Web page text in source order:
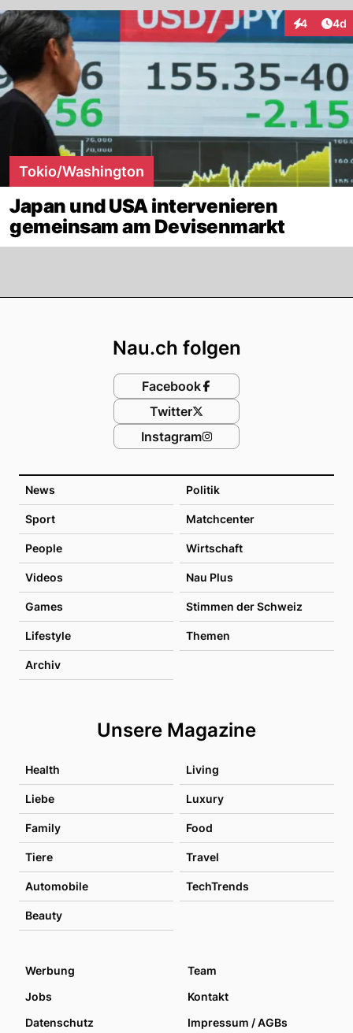
4 4d
Tokio/Washington
Japan und USA intervenieren
gemeinsam am Devisenmarkt
News Politik
Sport Matchcenter
People Wirtschaft
Videos Nau Plus
Games Stimmen der Schweiz
Lifestyle Themen
Archiv
Unsere Magazine
Health Living
Liebe Luxury
Family Food
Tiere Travel
Automobile TechTrends
Beauty
Nau.ch folgen
Facebook
Twitter
Instagram
Werbung
Team
Jobs
Kontakt
Datenschutz
Impressum / AGBs